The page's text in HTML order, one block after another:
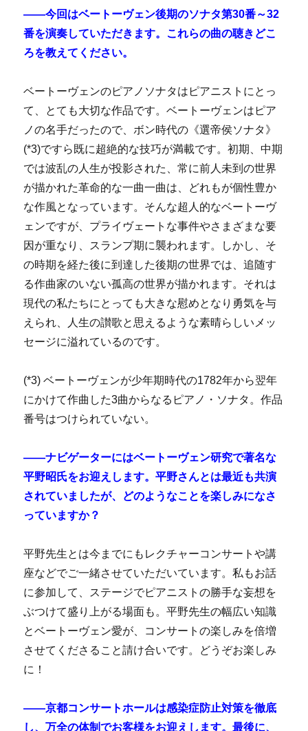
――今回はベートーヴェン後期のソナタ第30番～32
番を演奏していただきます。これらの曲の聴きどこ
ろを教えてください。
ベートーヴェンのピアノソナタはピアニストにとっ
て、とても大切な作品です。ベートーヴェンはピア
ノの名手だったので、ボン時代の《選帝侯ソナタ》
(*3)ですら既に超絶的な技巧が満載です。初期、中期
では波乱の人生が投影された、常に前人未到の世界
が描かれた革命的な一曲一曲は、どれもが個性豊か
な作風となっています。そんな超人的なベートーヴ
ェンですが、プライヴェートな事件やさまざまな要
因が重なり、スランプ期に襲われます。しかし、そ
の時期を経た後に到達した後期の世界では、追随す
る作曲家のいない孤高の世界が描かれます。それは
現代の私たちにとっても大きな慰めとなり勇気を与
えられ、人生の讃歌と思えるような素晴らしいメッ
セージに溢れているのです。
(*3) ベートーヴェンが少年期時代の1782年から翌年
にかけて作曲した3曲からなるピアノ・ソナタ。作品
番号はつけられていない。
――ナビゲーターにはベートーヴェン研究で著名な
平野昭氏をお迎えします。平野さんとは最近も共演
されていましたが、どのようなことを楽しみになさ
っていますか？
平野先生とは今までにもレクチャーコンサートや講
座などでご一緒させていただいています。私もお話
に参加して、ステージでピアニストの勝手な妄想を
ぶつけて盛り上がる場面も。平野先生の幅広い知識
とベートーヴェン愛が、コンサートの楽しみを倍増
させてくださること請け合いです。どうぞお楽しみ
に！
――京都コンサートホールは感染症防止対策を徹底
し、万全の体制でお客様をお迎えします。最後に、